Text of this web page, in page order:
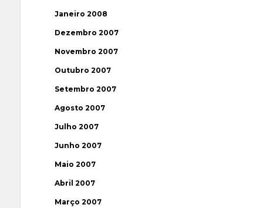
Janeiro 2008
Dezembro 2007
Novembro 2007
Outubro 2007
Setembro 2007
Agosto 2007
Julho 2007
Junho 2007
Maio 2007
Abril 2007
Março 2007